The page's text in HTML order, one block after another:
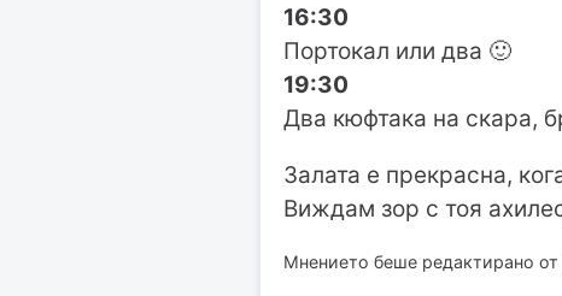
16:30
Портокал или два 🙂
19:30
Два кюфтака на скара,
Залата е прекрасна,
Виждам зор с тоя
Мнението беше редактирано